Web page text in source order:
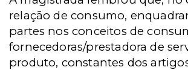
relação de consumo,
partes nos conceitos de
fornecedoras/prestadora de
produto, constantes dos artigos